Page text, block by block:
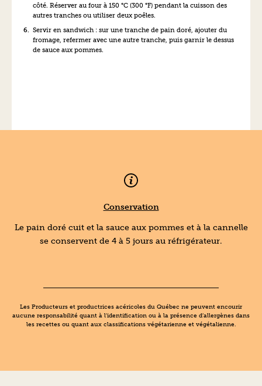
côté. Réserver au four à 150 °C (300 °F) pendant la cuisson des
autres tranches ou utiliser deux poêles.
Servir en sandwich : sur une tranche de pain doré, ajouter du
fromage, refermer avec une autre tranche, puis garnir le dessus
de sauce aux pommes.
Conservation
Le pain doré cuit et la sauce aux pommes et à la cannelle
se conservent de 4 à 5 jours au réfrigérateur.
Les Producteurs et productrices acéricoles du Québec ne peuvent encourir
aucune responsabilité quant à l’identification ou à la présence d’allergènes dans
les recettes ou quant aux classifications végétarienne et végétalienne.